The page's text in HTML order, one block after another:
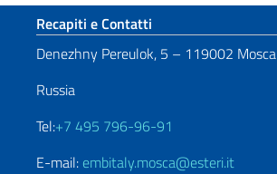
Sezione footer
Recapiti e Contatti
Denezhny Pereulok, 5 – 119002 Mosca
Russia
Tel:+7 495 796-96-91
E-mail: embitaly.mosca@esteri.it